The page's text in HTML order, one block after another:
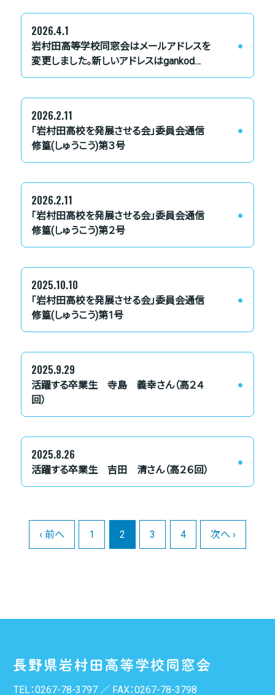
2026.4.1
岩村田高等学校同窓会はメールアドレスを
変更しました。新しいアドレスはgankod…
2026.2.11
「岩村田高校を発展させる会」委員会通信
修篁(しゅうこう)第３号
2026.2.11
「岩村田高校を発展させる会」委員会通信
修篁(しゅうこう)第２号
2025.10.10
「岩村田高校を発展させる会」委員会通信
修篁(しゅうこう)第1号
2025.9.29
活躍する卒業生 寺島 義幸さん（高２４
回）
2025.8.26
活躍する卒業生 吉田 清さん（高２６回）
‹ 前へ 1 2 3 4 次へ ›
TEL：0267-78-3797 ／ FAX：0267-78-3798